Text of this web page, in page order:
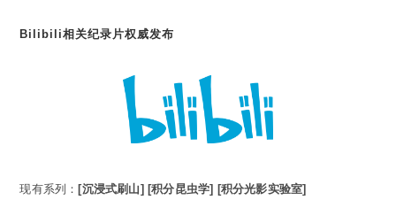
Bilibili相关纪录片权威发布
现有系列： [沉浸式刷山] [积分昆虫学] [积分光影实验室]